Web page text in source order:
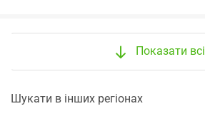
Показати всі
Шукати в інших регіонах